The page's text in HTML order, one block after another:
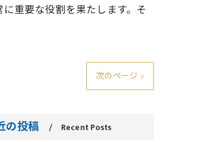
重要な役割を果たします。そ
次のページ >
の投稿 Recent Posts